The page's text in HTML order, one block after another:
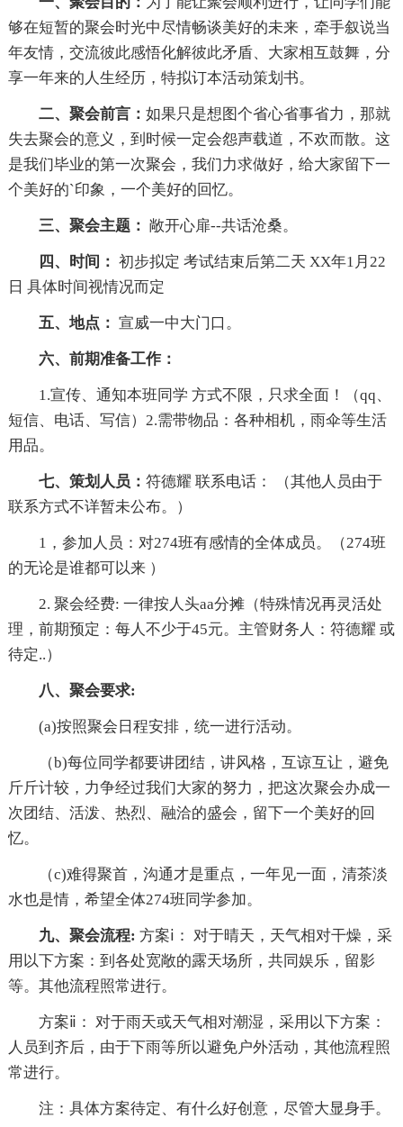
够在短暂的聚会时光中尽情畅谈美好的未来，牵手叙说当
年友情，交流彼此感悟化解彼此矛盾、大家相互鼓舞，分
享一年来的人生经历，特拟订本活动策划书。
二、聚会前言： 如果只是想图个省心省事省力，那就
失去聚会的意义，到时候一定会怨声载道，不欢而散。这
是我们毕业的第一次聚会，我们力求做好，给大家留下一
个美好的`印象，一个美好的回忆。
三、聚会主题： 敞开心扉--共话沧桑。
四、时间： 初步拟定 考试结束后第二天 XX年1月22
日 具体时间视情况而定
五、地点： 宣威一中大门口。
六、前期准备工作：
1.宣传、通知本班同学 方式不限，只求全面！（qq、
短信、电话、写信）2.需带物品：各种相机，雨伞等生活
用品。
七、策划人员： 符德耀 联系电话： （其他人员由于
联系方式不详暂未公布。）
1，参加人员：对274班有感情的全体成员。（274班
的无论是谁都可以来 ）
2. 聚会经费: 一律按人头aa分摊（特殊情况再灵活处
理，前期预定：每人不少于45元。主管财务人：符德耀 或
待定..）
八、聚会要求:
(a)按照聚会日程安排，统一进行活动。
（b)每位同学都要讲团结，讲风格，互谅互让，避免
斤斤计较，力争经过我们大家的努力，把这次聚会办成一
次团结、活泼、热烈、融洽的盛会，留下一个美好的回
忆。
（c)难得聚首，沟通才是重点，一年见一面，清茶淡
水也是情，希望全体274班同学参加。
九、聚会流程: 方案ⅰ： 对于晴天，天气相对干燥，采
用以下方案：到各处宽敞的露天场所，共同娱乐，留影
等。其他流程照常进行。
方案ⅱ： 对于雨天或天气相对潮湿，采用以下方案：
人员到齐后，由于下雨等所以避免户外活动，其他流程照
常进行。
注：具体方案待定、有什么好创意，尽管大显身手。